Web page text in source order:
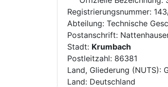
Registrierungsnummer:
Abteilung: Technische
Postanschrift:
Stadt: Krumbach
Postleitzahl: 86381
Land, Gliederung (NUTS):
Land: Deutschland